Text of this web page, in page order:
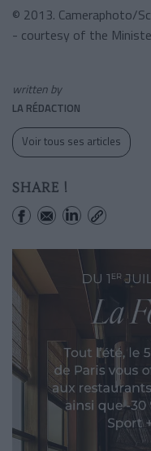
© 2013. Cameraphoto/
- courtesy of the
written by
LA RÉDACTION
Voir tous ses articles
SHARE !